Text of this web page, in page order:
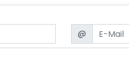
Email
@